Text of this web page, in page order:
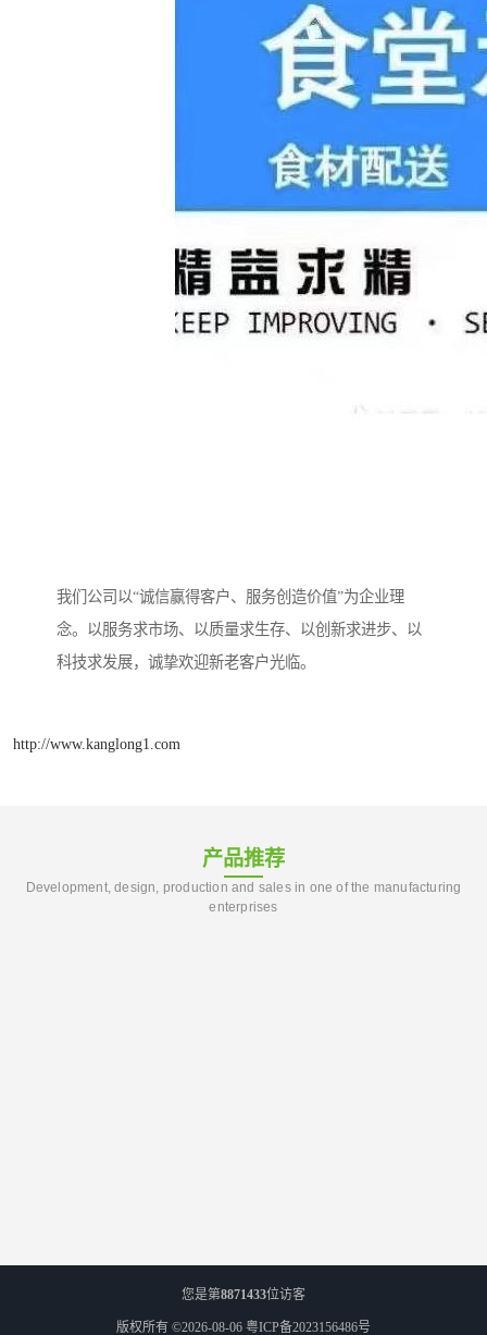
我们公司以“诚信赢得客户、服务创造价值”为企业理
念。以服务求市场、以质量求生存、以创新求进步、以
科技求发展，诚挚欢迎新老客户光临。
http://www.kanglong1.com
产品推荐
Development, design, production and sales in one of the manufacturing
enterprises
您是第8871433位访客
版权所有 ©2026-08-06 粤ICP备2023156486号